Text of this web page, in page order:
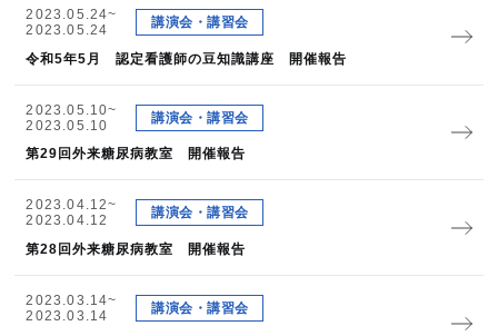
2023.05.24~
2023.05.24
講演会・講習会
令和5年5月 認定看護師の豆知識講座 開催報告
2023.05.10~
2023.05.10
講演会・講習会
第29回外来糖尿病教室 開催報告
2023.04.12~
2023.04.12
講演会・講習会
第28回外来糖尿病教室 開催報告
2023.03.14~
2023.03.14
講演会・講習会